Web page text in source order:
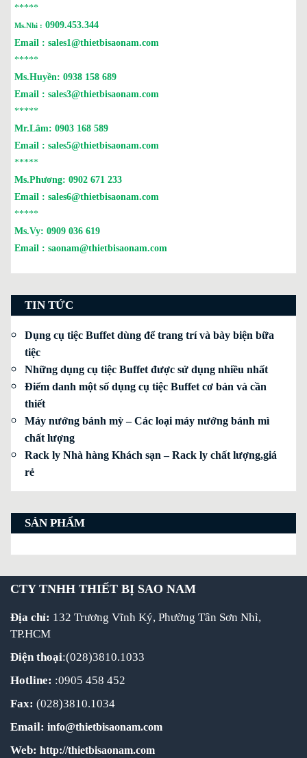
*****
Ms.Nhi : 0909.453.344
Email : sales1@thietbisaonam.com
*****
Ms.Huyền: 0938 158 689
Email : sales3@thietbisaonam.com
*****
Mr.Lâm: 0903 168 589
Email : sales5@thietbisaonam.com
*****
Ms.Phương: 0902 671 233
Email : sales6@thietbisaonam.com
*****
Ms.Vy: 0909 036 619
Email : saonam@thietbisaonam.com
TIN TỨC
Dụng cụ tiệc Buffet dùng để trang trí và bày biện bữa
tiệc
Những dụng cụ tiệc Buffet được sử dụng nhiều nhất
Điểm danh một số dụng cụ tiệc Buffet cơ bản và cần
thiết
Máy nướng bánh mỳ – Các loại máy nướng bánh mì
chất lượng
Rack ly Nhà hàng Khách sạn – Rack ly chất lượng,giá
rẻ
SẢN PHẨM
CTY TNHH THIẾT BỊ SAO NAM
Địa chỉ: 132 Trương Vĩnh Ký, Phường Tân Sơn Nhì,
TP.HCM
Điện thoại:(028)3810.1033
Hotline: :0905 458 452
Fax: (028)3810.1034
Email: info@thietbisaonam.com
Web: http://thietbisaonam.com